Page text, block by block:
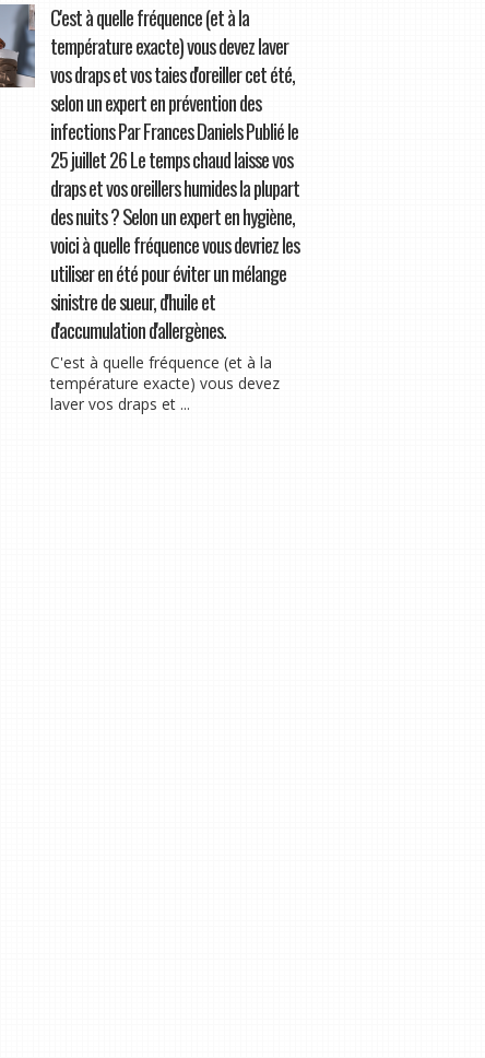
C'est à quelle fréquence (et à la
température exacte) vous devez laver
vos draps et vos taies d'oreiller cet été,
selon un expert en prévention des
infections Par Frances Daniels Publié le
25 juillet 26 Le temps chaud laisse vos
draps et vos oreillers humides la plupart
des nuits ? Selon un expert en hygiène,
voici à quelle fréquence vous devriez les
utiliser en été pour éviter un mélange
sinistre de sueur, d'huile et
d'accumulation d'allergènes.
C'est à quelle fréquence (et à la
température exacte) vous devez
laver vos draps et ...